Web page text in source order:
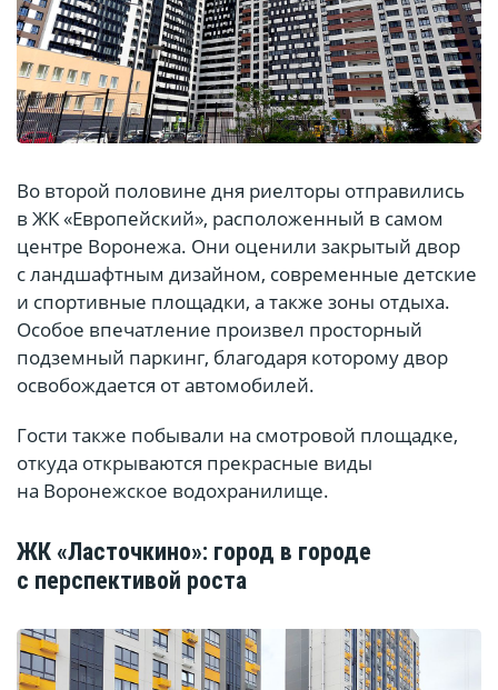
Во второй половине дня риелторы отправились
в ЖК «Европейский», расположенный в самом
центре Воронежа. Они оценили закрытый двор
с ландшафтным дизайном, современные детские
и спортивные площадки, а также зоны отдыха.
Особое впечатление произвел просторный
подземный паркинг, благодаря которому двор
освобождается от автомобилей.
Гости также побывали на смотровой площадке,
откуда открываются прекрасные виды
на Воронежское водохранилище.
ЖК «Ласточкино»: город в городе
с перспективой роста